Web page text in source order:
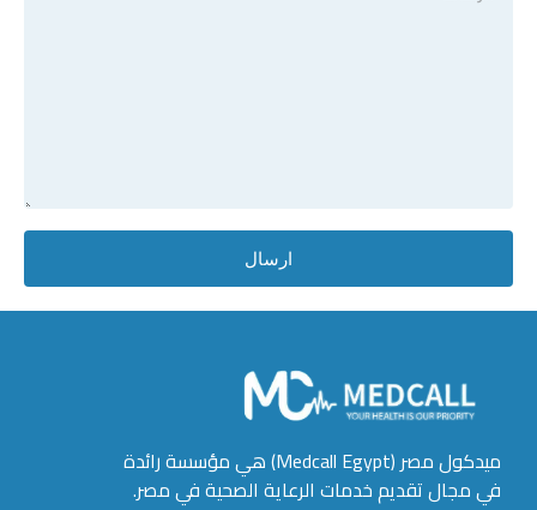
ارسال
ميدكول مصر (Medcall Egypt) هي مؤسسة رائدة
في مجال تقديم خدمات الرعاية الصحية في مصر.